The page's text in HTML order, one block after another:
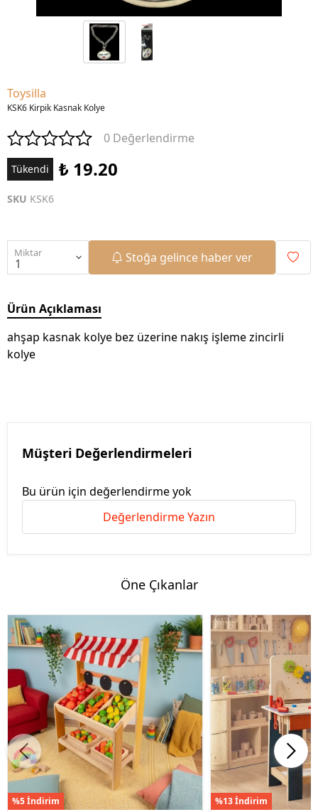
Toysilla
KSK6 Kirpik Kasnak Kolye
0 Değerlendirme
Tükendi ₺ 19.20
SKU KSK6
Miktar Stoğa gelince haber ver
Ürün Açıklaması
ahşap kasnak kolye bez üzerine nakış işleme zincirli
kolye
Müşteri Değerlendirmeleri
Bu ürün için değerlendirme yok
Değerlendirme Yazın
Öne Çıkanlar
%5 İndirim %13 İndirim